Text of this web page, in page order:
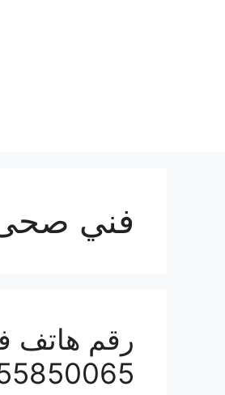
فني صحى
رقم هاتف
55850065 / معلم صحي